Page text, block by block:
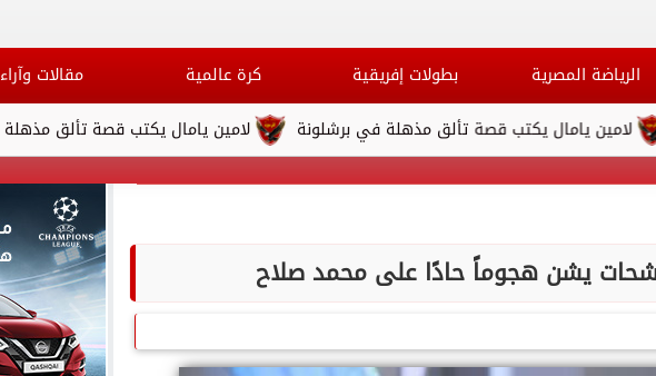
الرياضة المصرية بطولات إفريقية كرة عالمية
مقالات وآراء
لامين يامال يكتب قصة تألق مذهلة في برشلونة يكتب قصة تألق مذهلة في برشلونة
يشن هجوماً حادًا على محمد صلاح